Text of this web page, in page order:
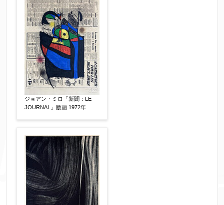
ジョアン・ミロ「新聞：LE
JOURNAL」版画 1972年